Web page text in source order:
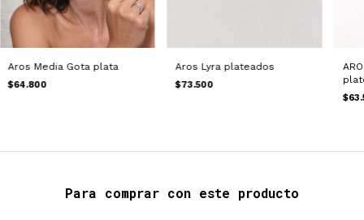
Aros Media Gota plata
$64.800
Aros Lyra plateados
$73.500
Para comprar con este producto